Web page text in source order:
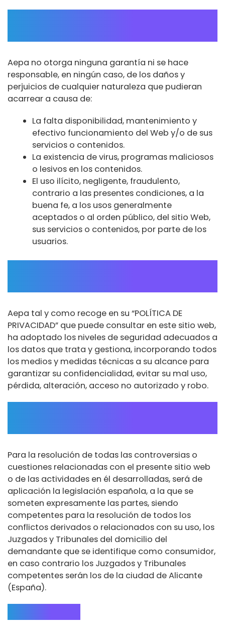
Aepa no otorga ninguna garantía ni se hace
responsable, en ningún caso, de los daños y
perjuicios de cualquier naturaleza que pudieran
acarrear a causa de:
La falta disponibilidad, mantenimiento y
efectivo funcionamiento del Web y/o de sus
servicios o contenidos.
La existencia de virus, programas maliciosos
o lesivos en los contenidos.
El uso ilícito, negligente, fraudulento,
contrario a las presentes condiciones, a la
buena fe, a los usos generalmente
aceptados o al orden público, del sitio Web,
sus servicios o contenidos, por parte de los
usuarios.
Aepa tal y como recoge en su “POLÍTICA DE
PRIVACIDAD” que puede consultar en este sitio web,
ha adoptado los niveles de seguridad adecuados a
los datos que trata y gestiona, incorporando todos
los medios y medidas técnicas a su alcance para
garantizar su confidencialidad, evitar su mal uso,
pérdida, alteración, acceso no autorizado y robo.
Para la resolución de todas las controversias o
cuestiones relacionadas con el presente sitio web
o de las actividades en él desarrolladas, será de
aplicación la legislación española, a la que se
someten expresamente las partes, siendo
competentes para la resolución de todos los
conflictos derivados o relacionados con su uso, los
Juzgados y Tribunales del domicilio del
demandante que se identifique como consumidor,
en caso contrario los Juzgados y Tribunales
competentes serán los de la ciudad de Alicante
(España).